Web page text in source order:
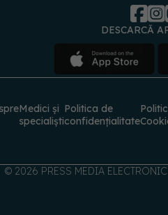
DESCARCĂ
Medici și
specialiști
Politica de
confidențialitate
© 2026 PRESS MEDIA